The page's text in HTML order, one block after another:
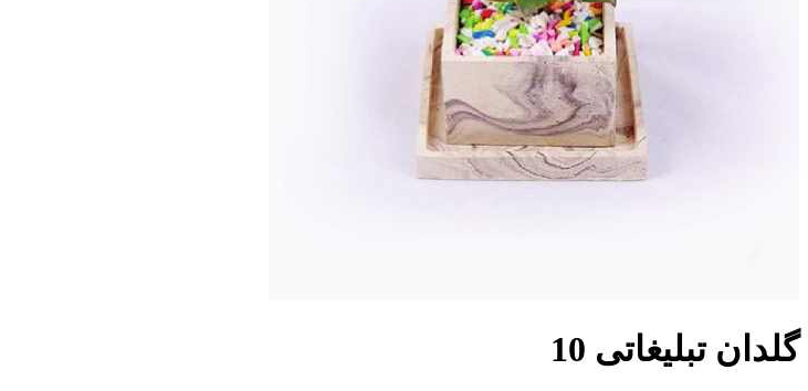
گلدان تبلیغاتی 10